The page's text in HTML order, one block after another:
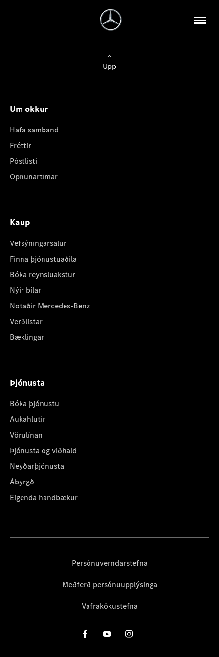
Upp
Um okkur
Hafa samband
Fréttir
Póstlisti
Opnunartímar
Kaup
Vefsýningarsalur
Finna þjónustuaðila
Bóka reynsluakstur
Nýir bílar
Notaðir Mercedes-Benz
Verðlistar
Bæklingar
Þjónusta
Bóka þjónustu
Aukahlutir
Vörulínan
Þjónusta og viðhald
Neyðarþjónusta
Ábyrgð
Eigenda handbækur
Persónuverndarstefna
Meðferð persónuupplýsinga
Vafrakökustefna